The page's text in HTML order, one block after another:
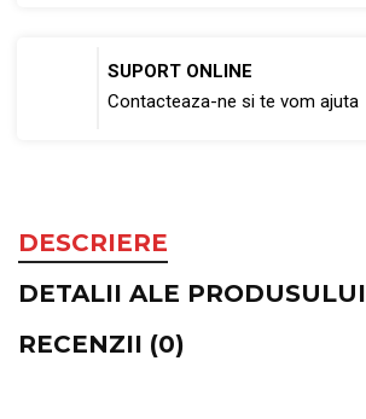
SUPORT ONLINE
Contacteaza-ne si te vom ajuta
DESCRIERE
DETALII ALE PRODUSULUI
RECENZII (0)